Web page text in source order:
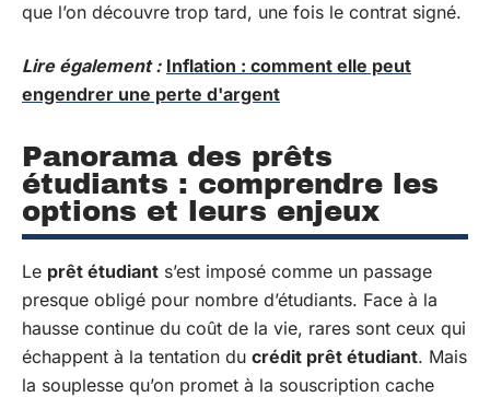
que l’on découvre trop tard, une fois le contrat signé.
Lire également : Inflation : comment elle peut
engendrer une perte d'argent
Panorama des prêts
étudiants : comprendre les
options et leurs enjeux
Le prêt étudiant s’est imposé comme un passage
presque obligé pour nombre d’étudiants. Face à la
hausse continue du coût de la vie, rares sont ceux qui
échappent à la tentation du crédit prêt étudiant. Mais
la souplesse qu’on promet à la souscription cache